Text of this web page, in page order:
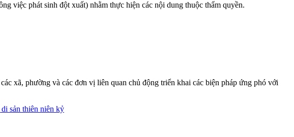
phát sinh đột xuất) nhằm thực hiện các nội dung thuộc thẩm quyền.
xã, phường và các đơn vị liên quan chủ động triển khai các biện pháp ứng phó với